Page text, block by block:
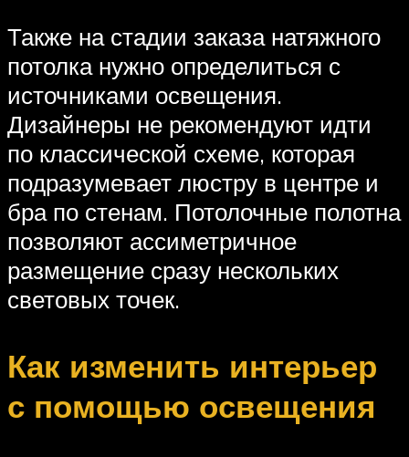
Также на стадии заказа натяжного
потолка нужно определиться с
источниками освещения.
Дизайнеры не рекомендуют идти
по классической схеме, которая
подразумевает люстру в центре и
бра по стенам. Потолочные полотна
позволяют ассиметричное
размещение сразу нескольких
световых точек.
Как изменить интерьер
с помощью освещения